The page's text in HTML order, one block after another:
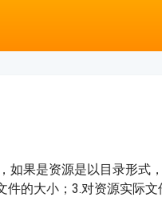
果是资源是以目录形式
的大小；3.对资源实际